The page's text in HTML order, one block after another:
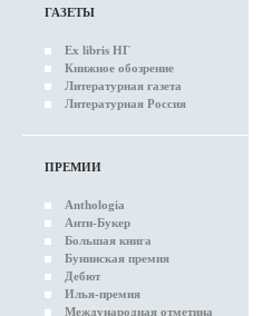
ГАЗЕТЫ
Ex libris НГ
Книжное обозрение
Литературная газета
Литературная Россия
ПРЕМИИ
Anthologia
Анти-Букер
Большая книга
Бунинская премия
Дебют
Илья-премия
Международная отметина